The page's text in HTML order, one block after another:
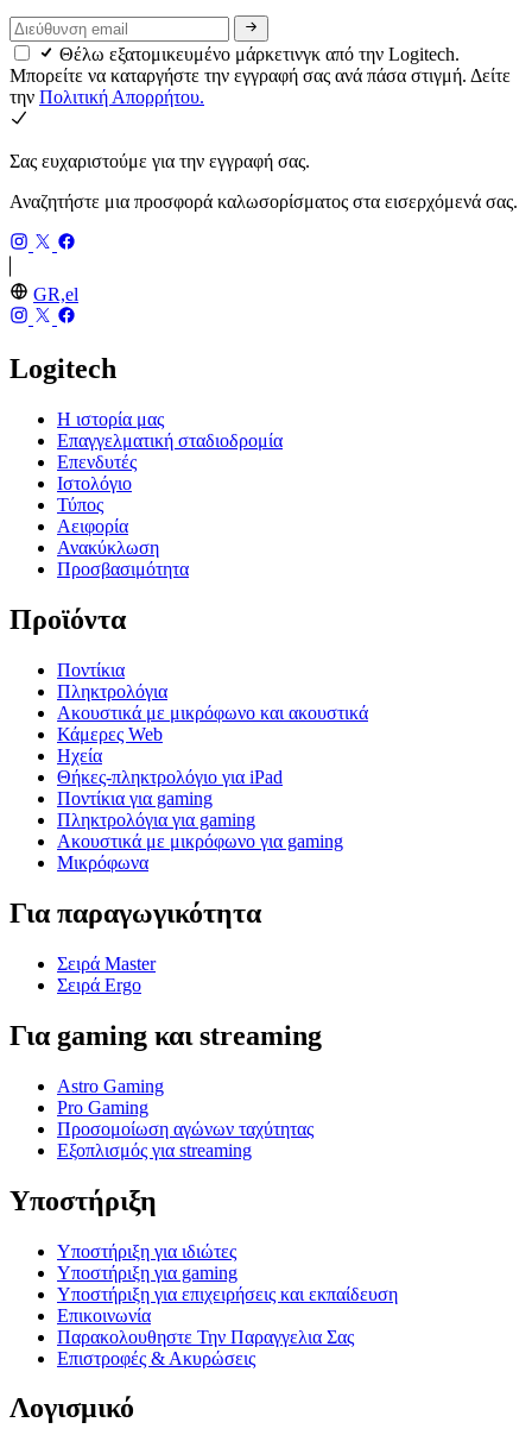
Θέλω εξατομικευμένο μάρκετινγκ από την Logitech.
Μπορείτε να καταργήστε την εγγραφή σας ανά πάσα στιγμή. Δείτε
την Πολιτική Απορρήτου.
Σας ευχαριστούμε για την εγγραφή σας.
Αναζητήστε μια προσφορά καλωσορίσματος στα εισερχόμενά σας.
GR,el
Logitech
Η ιστορία μας
Επαγγελματική σταδιοδρομία
Επενδυτές
Ιστολόγιο
Τύπος
Αειφορία
Ανακύκλωση
Προσβασιμότητα
Προϊόντα
Ποντίκια
Πληκτρολόγια
Ακουστικά με μικρόφωνο και ακουστικά
Κάμερες Web
Ηχεία
Θήκες-πληκτρολόγιο για iPad
Ποντίκια για gaming
Πληκτρολόγια για gaming
Ακουστικά με μικρόφωνο για gaming
Μικρόφωνα
Για παραγωγικότητα
Σειρά Master
Σειρά Ergo
Για gaming και streaming
Astro Gaming
Pro Gaming
Προσομοίωση αγώνων ταχύτητας
Εξοπλισμός για streaming
Υποστήριξη
Υποστήριξη για ιδιώτες
Υποστήριξη για gaming
Υποστήριξη για επιχειρήσεις και εκπαίδευση
Επικοινωνία
Παρακολουθηστε Την Παραγγελια Σας
Επιστροφές & Ακυρώσεις
Λογισμικό